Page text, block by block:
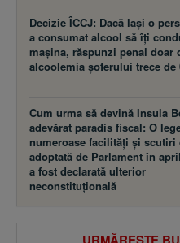
Decizie ÎCCJ: Dacă laşi o
a consumat alcool să îţi
maşina, răspunzi penal doar
alcoolemia şoferului trece de
Cum urma să devină Insula
adevărat paradis fiscal: O
numeroase facilităţi şi scutiri
adoptată de Parlament în
a fost declarată ulterior
neconstituţională